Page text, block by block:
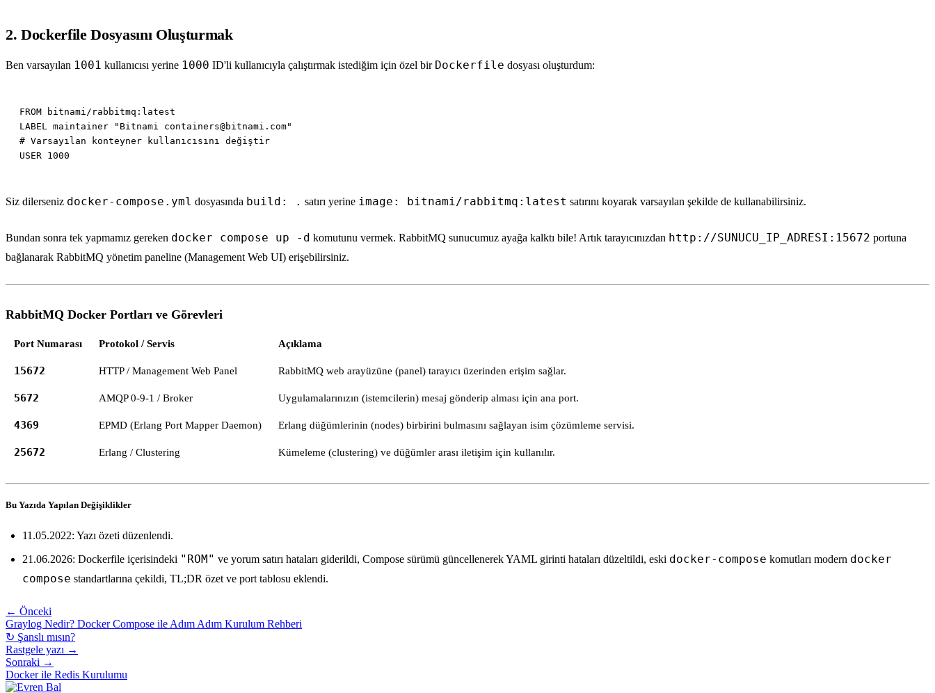
2. Dockerfile Dosyasını Oluşturmak
Ben varsayılan 1001 kullanıcısı yerine 1000 ID'li kullanıcıyla çalıştırmak istediğim için özel bir Dockerfile dosyası oluşturdum:
Siz dilerseniz docker-compose.yml dosyasında build: . satırı yerine image: bitnami/rabbitmq:latest satırını koyarak varsayılan şekilde de kullanabilirsiniz.
Bundan sonra tek yapmamız gereken docker compose up -d komutunu vermek. RabbitMQ sunucumuz ayağa kalktı bile! Artık tarayıcınızdan http://SUNUCU_IP_ADRESI:15672 portuna
bağlanarak RabbitMQ yönetim paneline (Management Web UI) erişebilirsiniz.
RabbitMQ Docker Portları ve Görevleri
Port Numarası Protokol / Servis Açıklama
15672 HTTP / Management Web Panel RabbitMQ web arayüzüne (panel) tarayıcı üzerinden erişim sağlar.
5672 AMQP 0-9-1 / Broker Uygulamalarınızın (istemcilerin) mesaj gönderip alması için ana port.
4369 EPMD (Erlang Port Mapper Daemon) Erlang düğümlerinin (nodes) birbirini bulmasını sağlayan isim çözümleme servisi.
25672 Erlang / Clustering Kümeleme (clustering) ve düğümler arası iletişim için kullanılır.
Bu Yazıda Yapılan Değişiklikler
11.05.2022: Yazı özeti düzenlendi.
21.06.2026: Dockerfile içerisindeki "ROM" ve yorum satırı hataları giderildi, Compose sürümü güncellenerek YAML girinti hataları düzeltildi, eski docker-compose komutları modern docker
compose standartlarına çekildi, TL;DR özet ve port tablosu eklendi.
← Önceki
Graylog Nedir? Docker Compose ile Adım Adım Kurulum Rehberi
↻ Şanslı mısın?
Rastgele yazı →
Sonraki →
Docker ile Redis Kurulumu